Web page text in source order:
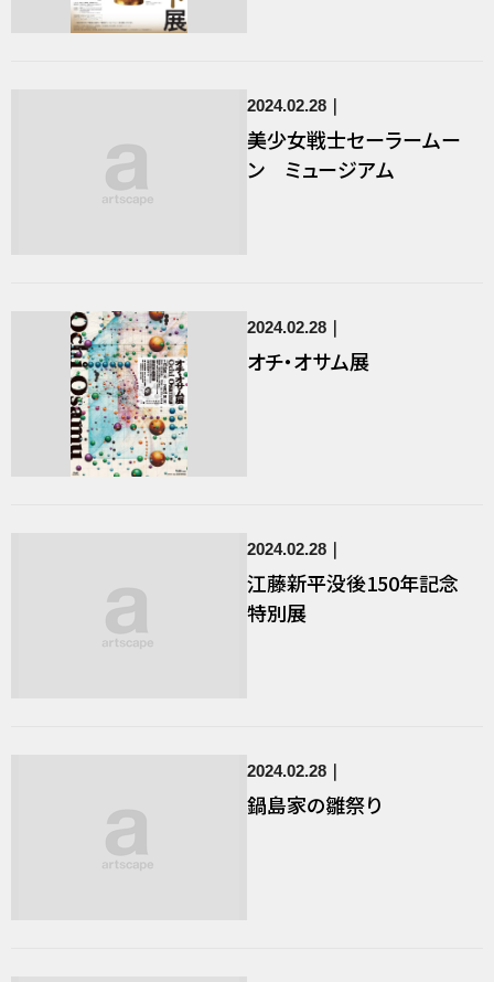
2024.02.28
美少女戦士セーラームー
ン ミュージアム
2024.02.28
オチ・オサム展
2024.02.28
江藤新平没後150年記念
特別展
2024.02.28
鍋島家の雛祭り